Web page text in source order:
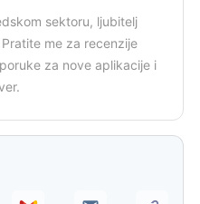
sektoru, ljubitelj
me za recenzije
za nove aplikacije i